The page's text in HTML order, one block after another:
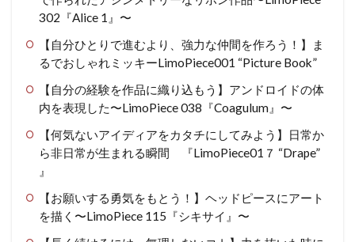
302『Alice 1』〜
【自分ひとりで進むより、強力な仲間を作ろう！】ま
るでおしゃれミッキーLimoPiece001 “Picture Book”
【自分の経験を作品に織り込もう】アンドロイドの体
内を表現した〜LimoPiece 038『Coagulum』〜
【何気ないアイディアをカタチにしてみよう】日常か
ら非日常が生まれる瞬間 『LimoPiece01７ “Drape”
』
【お願いする勇気をもとう！】ヘッドピースにアート
を描く〜LimoPiece 115『シキサイ』〜